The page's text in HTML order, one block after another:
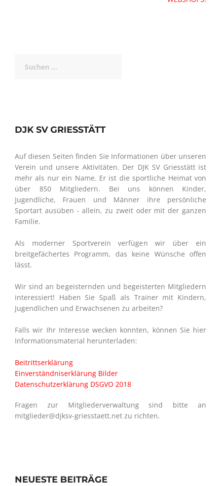
nach:
DJK SV GRIESSTÄTT
Auf diesen Seiten finden Sie Informationen über unseren
Verein und unsere Aktivitäten. Der DJK SV Griesstätt ist
mehr als nur ein Name. Er ist die sportliche Heimat von
über 850 Mitgliedern. Bei uns können Kinder,
Jugendliche, Frauen und Männer ihre persönliche
Sportart ausüben - allein, zu zweit oder mit der ganzen
Familie.
Als moderner Sportverein verfügen wir über ein
breitgefächertes Programm, das keine Wünsche offen
lässt.
Wir sind an begeisternden und begeisterten Mitgliedern
interessiert! Haben Sie Spaß als Trainer mit Kindern,
Jugendlichen und Erwachsenen zu arbeiten?
Falls wir Ihr Interesse wecken konnten, können Sie hier
Informationsmaterial herunterladen:
Beitrittserklärung
Einverständniserklärung Bilder
Datenschutzerklärung DSGVO 2018
Fragen zur Mitgliederverwaltung sind bitte an
mitglieder@djksv-griesstaett.net zu richten.
NEUESTE BEITRÄGE